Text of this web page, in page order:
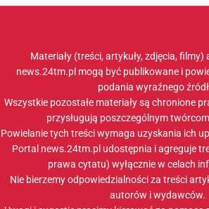
Materiały (treści, artykuły, zdjęcia,
news.24tm.pl mogą być publikowane i
podania wyraźnego
Wszystkie pozostałe materiały są chronione
przysługują poszczególnym
Powielanie tych treści wymaga uzyskania ich
Portal news.24tm.pl udostępnia i agreguje
prawa cytatu) wyłącznie w celach
Nie bierzemy odpowiedzialności za treści
autorów i wydawców.